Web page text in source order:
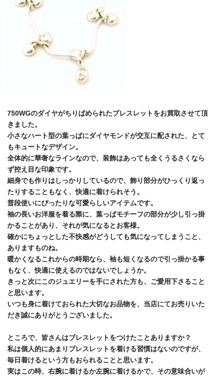
750WGのダイヤがちりばめられたブレスレットをお買取させて頂
きました。
小さなハート型の葉っぱにダイヤモンドが交互に配された、とて
もキュートなデザイン。
全体的に華奢なラインなので、装飾はあっても全くうるさくなら
ず控え目な印象です。
細身でも作りはしっかりしているので、飾り部分がひっくり返っ
たりすることもなく、快適に着けられそう。
普段使いにぴったりな可愛らしいアイテムです。
袖の長いお洋服を着る際に、葉っぱモチーフの部分が少し引っ掛
かることがあり、それが気になるとお客様。
確かにちょっとした不快感がどうしても気になってしまうこと、
ありますものね。
暖かくなるこれからの時期なら、袖も短くなるので引っ掛かる事
もなく、快適に使えるのではないでしょうか。
きっと次にこのジュエリーを手にされた方も、ご愛用下さること
と思います。
いつも身に着けておられた大切なお品物を、当店にてお売りいた
だき誠にありがとうございました。
ところで、皆さんはブレスレットをつけたことありますか？
私は個人的にあまりブレスレットを着ける習慣はないのですが、
毎日着けるという方もおられることと思います。
実はこの時、右腕に着けるか左腕に着けるかで、その意味合いが